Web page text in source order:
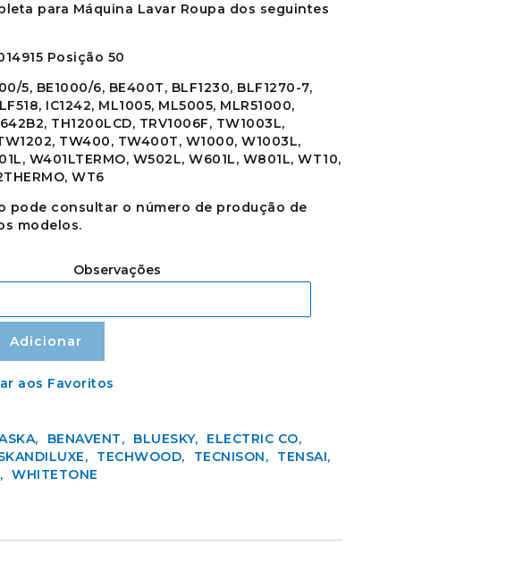
para Máquina Lavar Roupa dos seguintes
Posição 50
5, BE1000/6, BE400T, BLF1230, BLF1270-7,
IC1242, ML1005, ML5005, MLR51000,
TH1200LCD, TRV1006F, TW1003L,
TW400, TW400T, W1000, W1003L,
W401LTERMO, W502L, W601L, W801L, WT10,
WT6
pode consultar o número de produção de
modelos.
Observações
Adicionar
aos Favoritos
BENAVENT BLUESKY
ELECTRIC CO
TECHWOOD TECNISON
TENSAI
WHITETONE